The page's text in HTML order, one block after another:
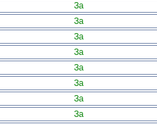
За
За
За
За
За
За
За
За